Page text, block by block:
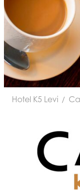
Hotel K5 Levi /